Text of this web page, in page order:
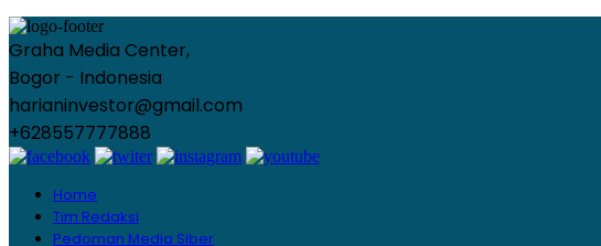
Graha Media Center,
Bogor - Indonesia
harianinvestor@gmail.com
+628557777888
Home
Tim Redaksi
Pedoman Media Siber